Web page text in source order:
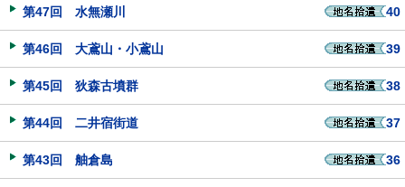
第47回 水無瀬川 40
第46回 大鳶山・小鳶山 39
第45回 狄森古墳群 38
第44回 二井宿街道 37
第43回 舳倉島 36